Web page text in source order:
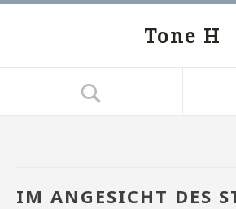
Tone H
IM ANGESICHT DES